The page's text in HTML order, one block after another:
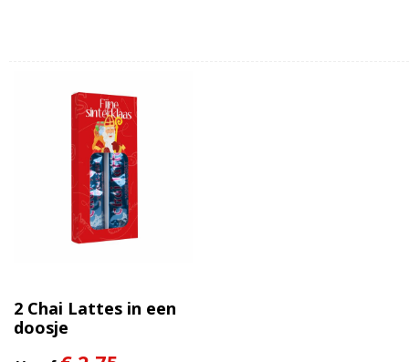
2 Chai Lattes in een
doosje